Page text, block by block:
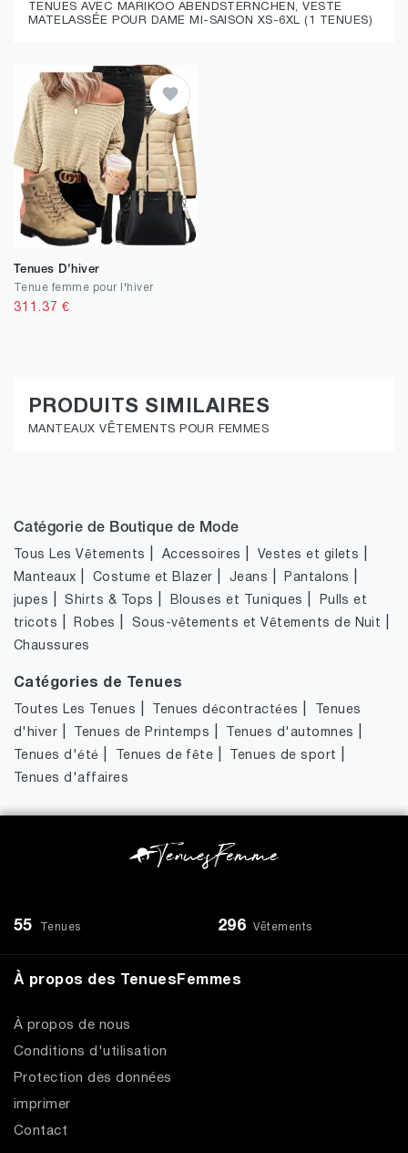
TENUES AVEC MARIKOO ABENDSTERNCHEN, VESTE
MATELASSÉE POUR DAME MI-SAISON XS-6XL (1 TENUES)
Tenues D'hiver
Tenue femme pour l'hiver
311.37 €
PRODUITS SIMILAIRES
MANTEAUX VÊTEMENTS POUR FEMMES
Catégorie de Boutique de Mode
Tous Les Vêtements Accessoires Vestes et gilets
Manteaux Costume et Blazer Jeans Pantalons
jupes |Shirts & Tops Blouses et Tuniques
Pulls et
tricots
Robes Sous-vêtements et Vêtements de Nuit
Chaussures
Catégories de Tenues
Toutes Les Tenues Tenues décontractées
Tenues
d'hiver
Tenues de Printemps Tenues d'automnes
Tenues d'été Tenues de fête Tenues de sport
Tenues d'affaires
55 Tenues 296 Vêtements
À propos des TenuesFemmes
À propos de nous
Conditions d'utilisation
Protection des données
imprimer
Contact